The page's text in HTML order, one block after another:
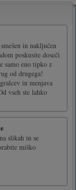
in naključen
poskusite doseči
samo eno tipko z
od drugega!
in menjava
vseh ste lahko
slikah in se
miško